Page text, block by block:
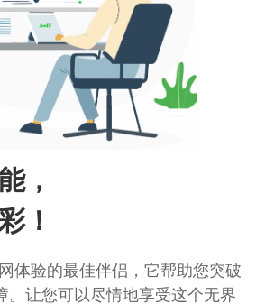
，
！
体验的最佳伴侣，它帮助您突破
。让您可以尽情地享受这个无界